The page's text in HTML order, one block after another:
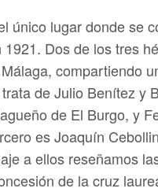
único lugar donde se
1921. Dos de los tres
compartiendo
de Julio Benítez y
de El Burgo, y
es Joaquín
a ellos reseñamos
de la cruz